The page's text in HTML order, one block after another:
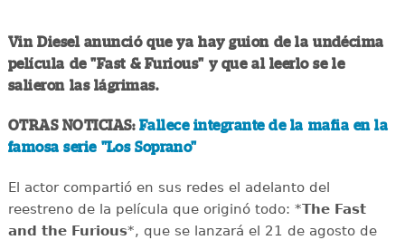
Vin Diesel anunció que ya hay guion de la undécima
película de "Fast & Furious" y que al leerlo se le
salieron las lágrimas.
OTRAS NOTICIAS: Fallece integrante de la mafia en la
famosa serie "Los Soprano"
El actor compartió en sus redes el adelanto del
reestreno de la película que originó todo: *The Fast
and the Furious*, que se lanzará el 21 de agosto de